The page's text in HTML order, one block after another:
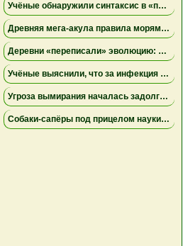
Учёные обнаружили синтаксис в «перекличках» диких попугаев
Древняя мегa-акула правила морями Австралии за 15 миллионов лет до мегалодона
Деревни «переписали» эволюцию: апеннинские медведи в Италии стали меньше и спокойнее
Учёные выяснили, что за инфекция уничтожила армию Наполеона в России: это был не тиф
Угроза вымирания началась задолго до человека: исследование объяснило исчезновение редкого шмеля
Собаки-сапёры под прицелом науки: исследование показало, как улучшить поиск взрывчатки